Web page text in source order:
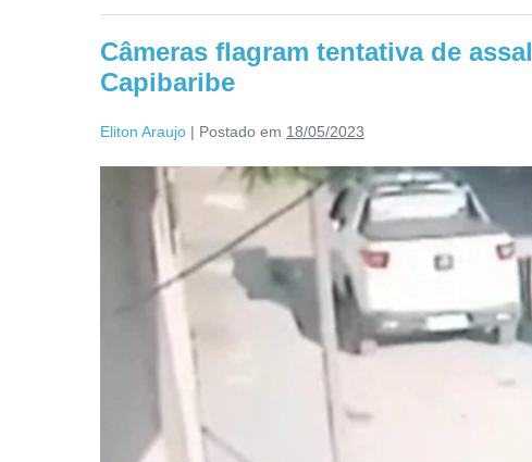
Câmeras flagram tentativa de
Capibaribe
Eliton Araujo | Postado em 18/05/2023